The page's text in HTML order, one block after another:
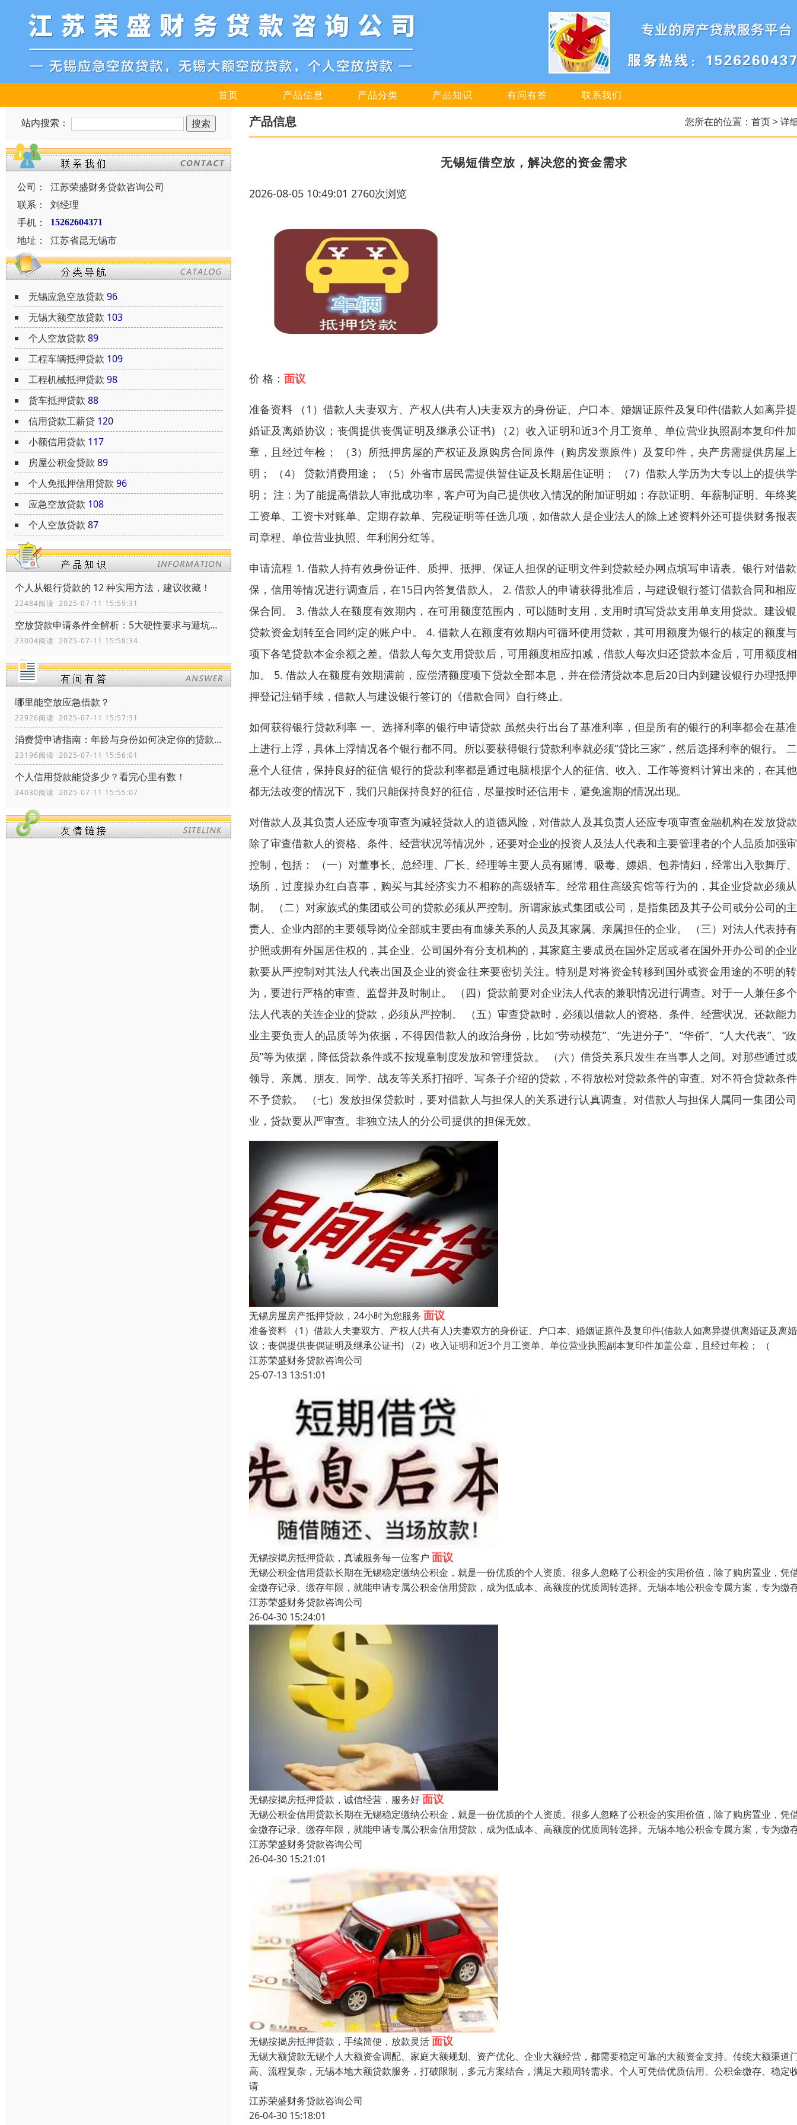
首页 产品信息 产品分类 产品知识 有问有答 联系我们
站内搜索：
公司：
江苏荣盛财务贷款咨询公司
联系：
刘经理
手机：
15262604371
地址： 江苏省昆无锡市
无锡应急空放贷款 96
无锡大额空放贷款 103
个人空放贷款 89
工程车辆抵押贷款 109
工程机械抵押贷款 98
货车抵押贷款 88
信用贷款工薪贷 120
小额信用贷款 117
房屋公积金贷款 89
个人免抵押信用贷款 96
应急空放贷款 108
个人空放贷款 87
个人从银行贷款的 12 种实用方法，建议收藏！
22484阅读 2025-07-11 15:59:31
空放贷款申请条件全解析：5大硬性要求与避坑指南
23004阅读 2025-07-11 15:58:34
哪里能空放应急借款？
22926阅读 2025-07-11 15:57:31
消费贷申请指南：年龄与身份如何决定你的贷款资格？
23196阅读 2025-07-11 15:56:01
个人信用贷款能贷多少？看完心里有数！
24030阅读 2025-07-11 15:55:07
产品信息 您所在的位置： 首页> 详
无锡短借空放，解决您的资金需求
2026-08-05 10:49:01 2760次浏览
价 格： 面议
准备资料 （1）借款人夫妻双方、产权人(共有人)夫妻双方的身份证、户口本、婚姻证原件及复印件(借款人如离异
婚证及离婚协议；丧偶提供丧偶证明及继承公证书) （2）收入证明和近3个月工资单、单位营业执照副本复印件
章，且经过年检； （3）所抵押房屋的产权证及原购房合同原件（购房发票原件）及复印件，央产房需提供房屋
明； （4） 贷款消费用途； （5）外省市居民需提供暂住证及长期居住证明； （7）借款人学历为大专以上的提供
明； 注：为了能提高借款人审批成功率，客户可为自己提供收入情况的附加证明如：存款证明、年薪制证明、年终
工资单、工资卡对账单、定期存款单、完税证明等任选几项，如借款人是企业法人的除上述资料外还可提供财务报
司章程、单位营业执照、年利润分红等。
申请流程 1. 借款人持有效身份证件、质押、抵押、保证人担保的证明文件到贷款经办网点填写申请表。银行对借
保，信用等情况进行调查后，在15日内答复借款人。 2. 借款人的申请获得批准后，与建设银行签订借款合同和相
保合同。 3. 借款人在额度有效期内，在可用额度范围内，可以随时支用，支用时填写贷款支用单支用贷款。建设
贷款资金划转至合同约定的账户中。 4. 借款人在额度有效期内可循环使用贷款，其可用额度为银行的核定的额度
项下各笔贷款本金余额之差。借款人每欠支用贷款后，可用额度相应扣减，借款人每次归还贷款本金后，可用额度
加。 5. 借款人在额度有效期满前，应偿清额度项下贷款全部本息，并在偿清贷款本息后20日内到建设银行办理抵
押登记注销手续，借款人与建设银行签订的《借款合同》自行终止。
如何获得银行贷款利率 一、选择利率的银行申请贷款 虽然央行出台了基准利率，但是所有的银行的利率都会在基
上进行上浮，具体上浮情况各个银行都不同。所以要获得银行贷款利率就必须“贷比三家”，然后选择利率的银行。
意个人征信，保持良好的征信 银行的贷款利率都是通过电脑根据个人的征信、收入、工作等资料计算出来的，在其
都无法改变的情况下，我们只能保持良好的征信，尽量按时还信用卡，避免逾期的情况出现。
对借款人及其负责人还应专项审查为减轻贷款人的道德风险，对借款人及其负责人还应专项审查金融机构在发放贷
除了审查借款人的资格、条件、经营状况等情况外，还要对企业的投资人及法人代表和主要管理者的个人品质加强
控制，包括： （一）对董事长、总经理、厂长、经理等主要人员有赌博、吸毒、嫖娼、包养情妇，经常出入歌舞厅
场所，过度操办红白喜事，购买与其经济实力不相称的高级轿车、经常租住高级宾馆等行为的，其企业贷款必须
制。 （二）对家族式的集团或公司的贷款必须从严控制。所谓家族式集团或公司，是指集团及其子公司或分公司的
责人、企业内部的主要领导岗位全部或主要由有血缘关系的人员及其家属、亲属担任的企业。 （三）对法人代表持
护照或拥有外国居住权的，其企业、公司国外有分支机构的，其家庭主要成员在国外定居或者在国外开办公司的企
款要从严控制对其法人代表出国及企业的资金往来要密切关注。特别是对将资金转移到国外或资金用途的不明的
为，要进行严格的审查、监督并及时制止。 （四）贷款前要对企业法人代表的兼职情况进行调查。对于一人兼任多
法人代表的关连企业的贷款，必须从严控制。 （五）审查贷款时，必须以借款人的资格、条件、经营状况、还款能
业主要负责人的品质等为依据，不得因借款人的政治身份，比如“劳动模范”、“先进分子”、“华侨”、“人大代表”、“
员”等为依据，降低贷款条件或不按规章制度发放和管理贷款。 （六）借贷关系只发生在当事人之间。对那些通过
领导、亲属、朋友、同学、战友等关系打招呼、写条子介绍的贷款，不得放松对贷款条件的审查。对不符合贷款条
不予贷款。 （七）发放担保贷款时，要对借款人与担保人的关系进行认真调查。对借款人与担保人属同一集团公
业，贷款要从严审查。非独立法人的分公司提供的担保无效。
无锡房屋房产抵押贷款，24小时为您服务 面议
准备资料 （1）借款人夫妻双方、产权人(共有人)夫妻双方的身份证、户口本、婚姻证原件及复印件(借款人如离异提供离婚证及离
议；丧偶提供丧偶证明及继承公证书) （2）收入证明和近3个月工资单、单位营业执照副本复印件加盖公章，且经过年检； （
江苏荣盛财务贷款咨询公司
25-07-13 13:51:01
无锡按揭房抵押贷款，真诚服务每一位客户 面议
无锡公积金信用贷款长期在无锡稳定缴纳公积金，就是一份优质的个人资质。很多人忽略了公积金的实用价值，除了购房置业，凭
金缴存记录、缴存年限，就能申请专属公积金信用贷款，成为低成本、高额度的优质周转选择。无锡本地公积金专属方案，专为缴
江苏荣盛财务贷款咨询公司
26-04-30 15:24:01
无锡按揭房抵押贷款，诚信经营，服务好面议
无锡公积金信用贷款长期在无锡稳定缴纳公积金，就是一份优质的个人资质。很多人忽略了公积金的实用价值，除了购房置业，凭
金缴存记录、缴存年限，就能申请专属公积金信用贷款，成为低成本、高额度的优质周转选择。无锡本地公积金专属方案，专为缴
江苏荣盛财务贷款咨询公司
26-04-30 15:21:01
无锡按揭房抵押贷款，手续简便，放款灵活面议
无锡大额贷款无锡个人大额资金调配、家庭大额规划、资产优化、企业大额经营，都需要稳定可靠的大额资金支持。传统大额渠道
高、流程复杂，无锡本地大额贷款服务，打破限制，多元方案结合，满足大额周转需求。个人可凭借优质信用、公积金缴存、稳定
请
江苏荣盛财务贷款咨询公司
26-04-30 15:18:01